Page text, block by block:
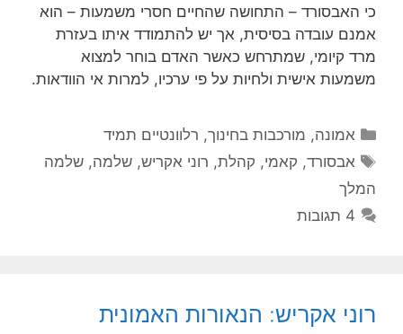
כי האבסורד – התחושה שהחיים חסרי משמעות – הוא
אמנם עובדה בסיסית, אך יש להתמודד איתו בעזרת
מרד קיומי, שמתרחש כאשר האדם בוחר למצוא
משמעות אישית ולחיות על פי ערכיו, למרות אי הוודאות.
קטגוריות
אמונה, מורכבות בחינוך, רלוונטיים תמיד
תגיות
אבסורד, קאמי, קהלת, רוני אקריש,שלמה,שלמה
המלך
4 תגובות
רוני אקריש: הנאורות האמונית